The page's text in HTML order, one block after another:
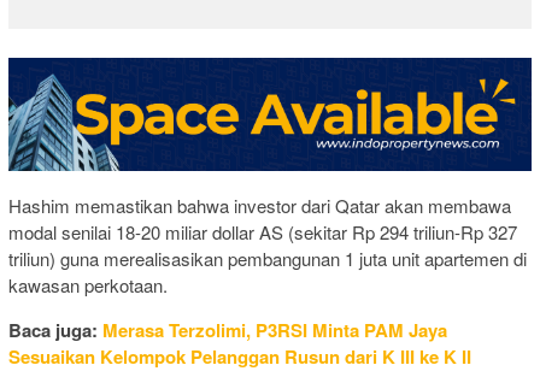
Hashim memastikan bahwa investor dari Qatar akan membawa
modal senilai 18-20 miliar dollar AS (sekitar Rp 294 triliun-Rp 327
triliun) guna merealisasikan pembangunan 1 juta unit apartemen di
kawasan perkotaan.
Baca juga: Merasa Terzolimi, P3RSI Minta PAM Jaya
Sesuaikan Kelompok Pelanggan Rusun dari K III ke K II